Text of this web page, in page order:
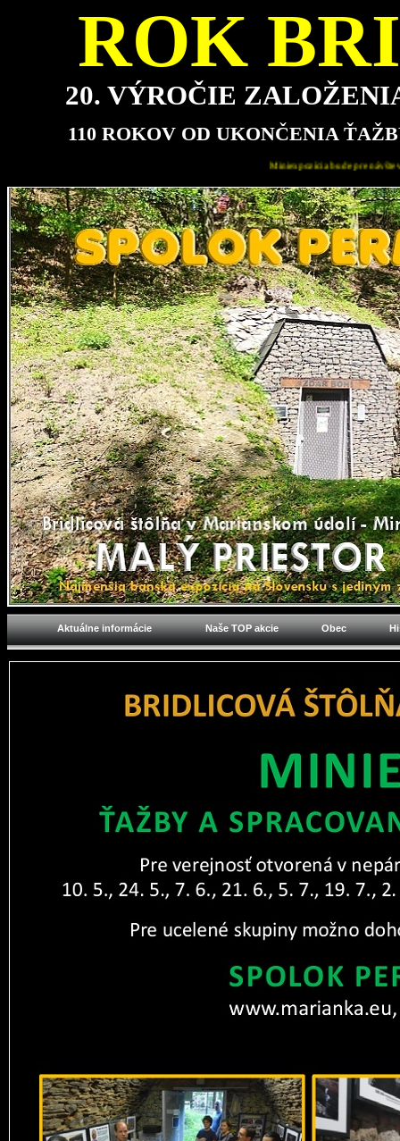
ROK
20. VÝROČIE
110 ROKOV OD UKONČENIA
Miniexpozícia bude pre návštevníkov najbližšie otvorená v nedeľu 16.8.2026
Aktuálne informácie Naše TOP akcie Obec